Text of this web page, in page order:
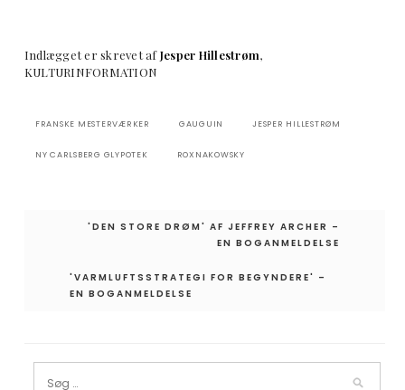
Indlægget er skrevet afJesper Hillestrøm,
KULTURINFORMATION
FRANSKE MESTERVÆRKER GAUGUIN JESPER HILLESTRØM
NY CARLSBERG GLYPOTEK ROXNAKOWSKY
Indlægsnavigation
'DEN STORE DRØM' AF JEFFREY ARCHER –
EN BOGANMELDELSE
'VARMLUFTSSTRATEGI FOR BEGYNDERE' –
EN BOGANMELDELSE